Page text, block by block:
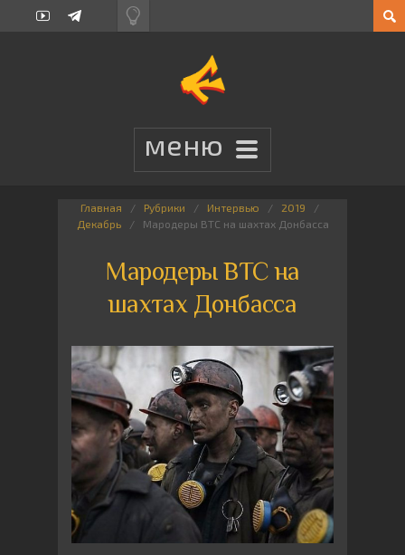
Главная Рубрики Интервью
2019
Декабрь
Мародеры ВТС на шахтах Донбасса
Мародеры ВТС на
шахтах Донбасса